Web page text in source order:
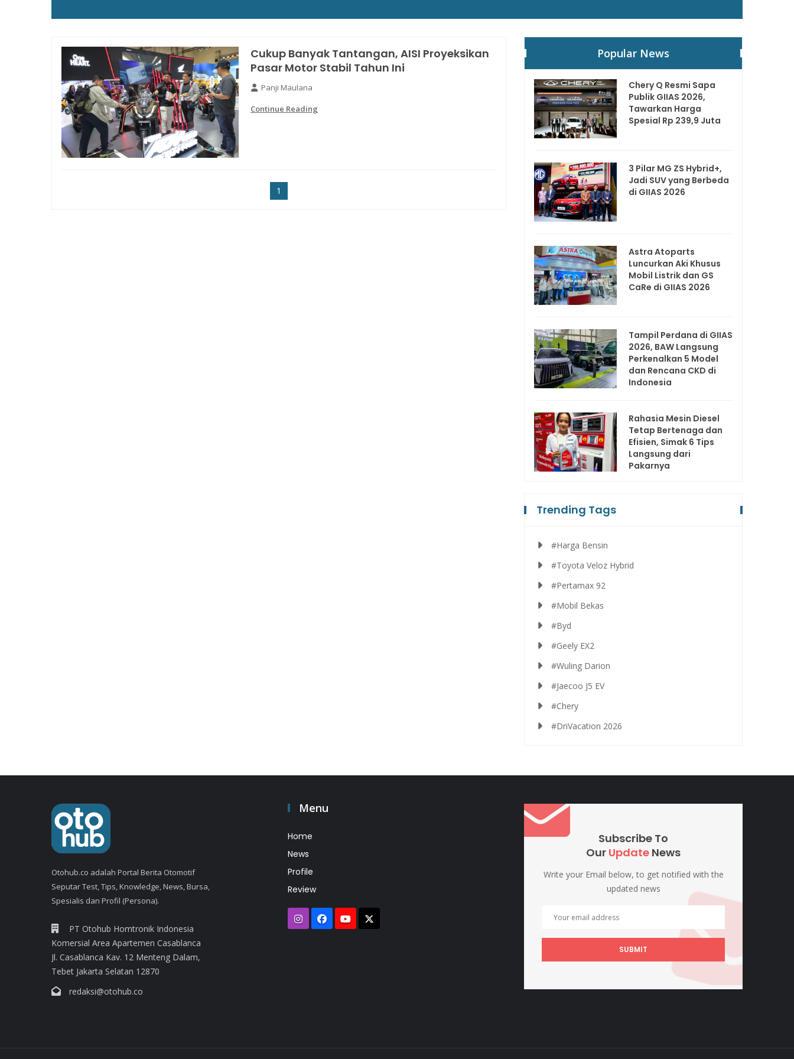
Cukup Banyak Tantangan, AISI Proyeksikan
Pasar Motor Stabil Tahun Ini
Panji Maulana
Continue Reading
1
Popular News
Chery Q Resmi Sapa
Publik GIIAS 2026,
Tawarkan Harga
Spesial Rp 239,9 Juta
3 Pilar MG ZS Hybrid+,
Jadi SUV yang Berbeda
di GIIAS 2026
Astra Atoparts
Luncurkan Aki Khusus
Mobil Listrik dan GS
CaRe di GIIAS 2026
Tampil Perdana di GIIAS
2026, BAW Langsung
Perkenalkan 5 Model
dan Rencana CKD di
Indonesia
Rahasia Mesin Diesel
Tetap Bertenaga dan
Efisien, Simak 6 Tips
Langsung dari
Pakarnya
Trending Tags
#Harga Bensin
#Toyota Veloz Hybrid
#Pertamax 92
#Mobil Bekas
#Byd
#Geely EX2
#Wuling Darion
#Jaecoo J5 EV
#Chery
#DriVacation 2026
Otohub.co adalah Portal Berita Otomotif
Seputar Test, Tips, Knowledge, News, Bursa,
Spesialis dan Profil (Persona).
PT Otohub Homtronik Indonesia
Komersial Area Apartemen Casablanca
Jl. Casablanca Kav. 12 Menteng Dalam,
Tebet Jakarta Selatan 12870
redaksi@otohub.co
Menu
Home
News
Profile
Review
Subscribe To
Our Update News
Write your Email below, to get notified with the
updated news
SUBMIT